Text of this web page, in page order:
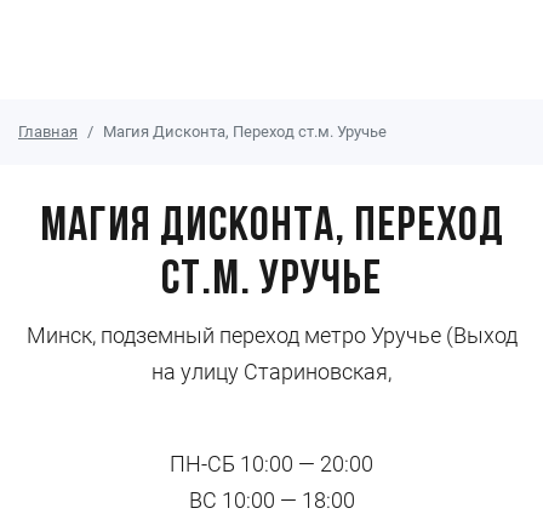
Главная Магия Дисконта, Переход ст.м. Уручье
Магия Дисконта, Переход
ст.м. Уручье
Минск, подземный переход метро Уручье (Выход
на улицу Стариновская,
ПН-СБ 10:00 — 20:00
ВС 10:00 — 18:00